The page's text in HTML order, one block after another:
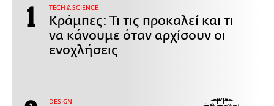
ΤECH & SCIENCE
Κράμπες: Τι τις προκαλεί και τι
να κάνουμε όταν αρχίσουν οι
ενοχλήσεις
DESIGN